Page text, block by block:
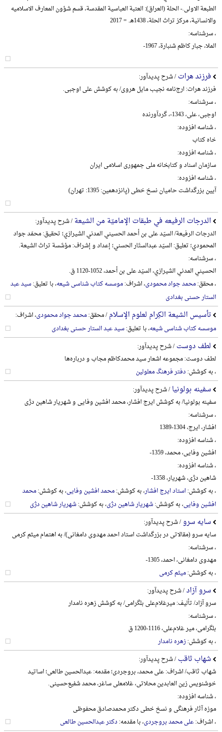
الطبعة الاولی.- الحلة (العراق): العتبة العباسیة المقدسة، قسم شؤون المعارف الاسلامیه
والانسانیة، مرکز تراث الحلة، 1438هـ. = 2017
، سرشناسه:
الملا، جبار کاظم شنبارة، 1967-
فرزند هرات/ شرح پدیدآور:
فرزند هرات: ارج‌نامه نجیب مایل هروی/ به کوشش علی اوجبی.
، سرشناسه:
اوجبی، علی، 1343-، گردآورنده
، شناسه افزوده:
خاه کتاب
، شناسه افزوده:
سازمان اسناد و کتابخانه ملی جمهوری اسلامی ایران
، شناسه افزوده:
آیین بزرگداشت حامیان نسخ خطی (پانزدهمین: 1395: تهران)
الدرجات الرفیعه في طبقات الإمامیّة من الشیعة/ شرح پدیدآور:
الدرجات الرفیعة/ السیّد علی بن أحمد الحسیني المدني الشیرازي؛ تحقیق: محمّد جواد
المحمودي؛ تعلیق: السیّد عبدالستّار الحسني؛ إعداد و إشراف: مؤسَّسة تراث الشیعة.
، سرشناسه:
الحسیني المدني الشیرازي، السیّد علی بن أحمد، 1052-1120 ق.
، محقق:محمد جواد محمودی، اشراف:موسسه کتاب شناسی شیعه، با تعلیق:سید عبد
الستار حسنی بغدادی
تأسیس الشیعة الکِرام لعلوم الإسلام/ محقق:محمد جواد محمودی، اشراف:
موسسه کتاب شناسی شیعه، با تعلیق:سید عبد الستار حسنی بغدادی
لطف دوست/ شرح پدیدآور:
لطف دوست: مجموعه اشعار سید محمدکاظم مجاب و درباره‌ها
، به کوشش:دفتر فرهنگ معلولین
سفینه بولونیا/ شرح پدیدآور:
سفینه بولونیا/ به کوشش ایرج افشار، محمد افشین وفایی و شهریار شاهین دژی
، سرشناسه:
افشار، ایرج، 1304-1389
، شناسه افزوده:
افشین وفایی، محمد، 1359-
، شناسه افزوده:
شاهین دژی، شهریار، 1358-
، به کوشش:استاد ایرج افشار، به کوشش:محمد افشین وفایی، به کوشش:محمد
افشین وفایی، به کوشش:شهریار شاهین دژی، به کوشش:شهریار شاهین دژی
سایه سرو/ شرح پدیدآور:
سایه سرو (مقالاتی در بزرگداشت استاد احمد مهدوی دامغانی)/ به اهتمام میثم کرمی
، سرشناسه:
مهدوی دامغانی، احمد، 1305-
، به کوشش:میثم کرمی
سرو آزاد/ شرح پدیدآور:
سرو آزاد/ تألیف: میرغلام‌علی بلگرامی/ به کوشش زهره نامدار
، سرشناسه:
بلگرامی، میر غلام‌علی، 1116-1200 ق
، به کوشش:زهره نامدار
شهاب ثاقب/ شرح پدیدآور:
شهاب ثاقب/ اشراف: علی محمد، بروجردی؛ مقدمه: عبدالحسین طالعی؛ اساتید
خوشنویس زین العابدین محلاتی، غلامعلی ساغر، محمد شفیع‌حسینی.
، شناسه افزوده:
موزه آثار فرهنگی و نسخ خطی دکتر محمدصادق محفوظی
، اشراف:علی محمد بروجردی، با مقدمه:دکتر عبدالحسین طالعی